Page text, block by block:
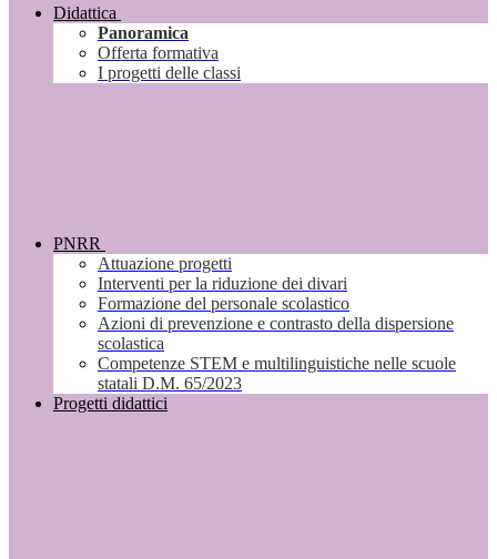
Didattica
Panoramica
Offerta formativa
I progetti delle classi
PNRR
Attuazione progetti
Interventi per la riduzione dei divari
Formazione del personale scolastico
Azioni di prevenzione e contrasto della dispersione
scolastica
Competenze STEM e multilinguistiche nelle scuole
statali D.M. 65/2023
Progetti didattici